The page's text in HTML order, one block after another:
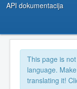
API dokumentacija
This page is
language.
translating it!